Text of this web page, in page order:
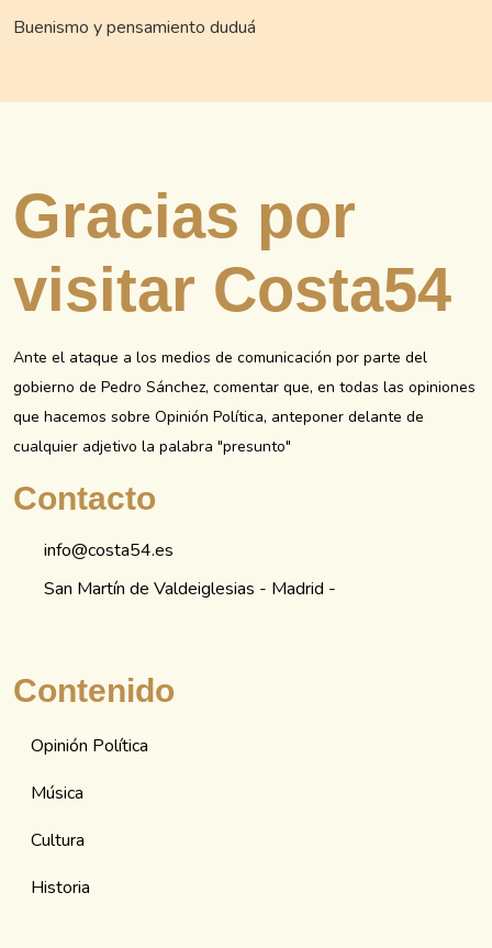
Buenismo y pensamiento duduá
Gracias por
visitar Costa54
Ante el ataque a los medios de comunicación por parte del
gobierno de Pedro Sánchez, comentar que, en todas las opiniones
que hacemos sobre Opinión Política, anteponer delante de
cualquier adjetivo la palabra "presunto"
Contacto
info@costa54.es
San Martín de Valdeiglesias - Madrid -
Contenido
Opinión Política
Música
Cultura
Historia